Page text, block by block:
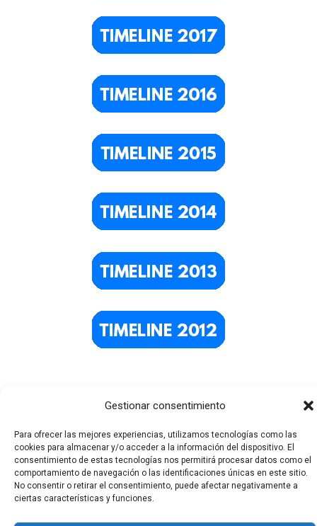
Gestionar consentimiento
Para ofrecer las mejores experiencias, utilizamos tecnologías como las
cookies para almacenar y/o acceder a la información del dispositivo. El
consentimiento de estas tecnologías nos permitirá procesar datos como el
comportamiento de navegación o las identificaciones únicas en este sitio.
No consentir o retirar el consentimiento, puede afectar negativamente a
ciertas características y funciones.
Todos los derechos © 2026 El Funerario Digital | Funciona
gracias a Tema Astra para WordPress